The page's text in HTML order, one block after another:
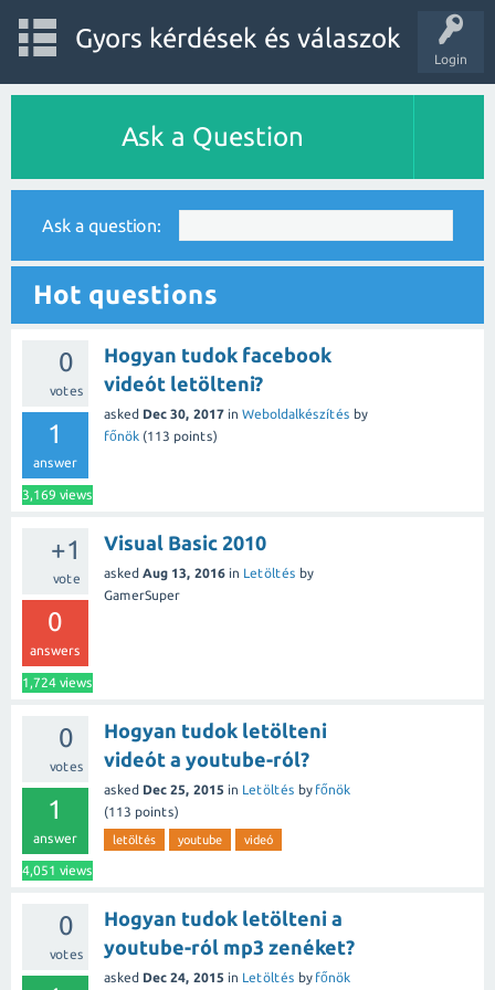
Login
Gyors kérdések és válaszok
Ask a Question
Ask a question:
Hot questions
0
votes
1
answer
3,169 views
Hogyan tudok facebook
videót letölteni?
asked Dec 30, 2017 in Weboldalkészítés by
főnök (113 points)
+1
vote
0
answers
1,724 views
Visual Basic 2010
asked Aug 13, 2016 in Letöltés by
GamerSuper
0
votes
1
answer
4,051 views
Hogyan tudok letölteni
videót a youtube-ról?
asked Dec 25, 2015 in Letöltés by főnök
(113 points)
letöltés youtube videó
0
votes
Hogyan tudok letölteni a
youtube-ról mp3 zenéket?
asked Dec 24, 2015 in Letöltés by főnök